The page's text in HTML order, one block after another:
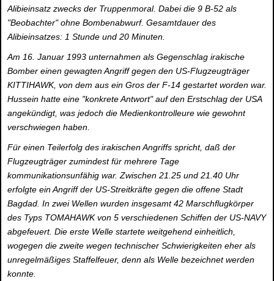
Alibieinsatz zwecks der Truppenmoral. Dabei die 9 B-52 als
"Beobachter" ohne Bombenabwurf. Gesamtdauer des
Alibieinsatzes: 1 Stunde und 20 Minuten.
Am 16. Januar 1993 unternahmen als Gegenschlag irakische
Bomber einen gewagten Angriff gegen den US-Flugzeugträger
KITTIHAWK, von dem aus ein Gros der F-14 gestartet worden war.
Hussein hatte eine "konkrete Antwort" auf den Erstschlag der USA
angekündigt, was jedoch die Medienkontrolleure wie gewohnt
verschwiegen haben.
Für einen Teilerfolg des irakischen Angriffs spricht, daß der
Flugzeugträger zumindest für mehrere Tage
kommunikationsunfähig war. Zwischen 21.25 und 21.40 Uhr
erfolgte ein Angriff der US-Streitkräfte gegen die offene Stadt
Bagdad. In zwei Wellen wurden insgesamt 42 Marschflugkörper
des Typs TOMAHAWK von 5 verschiedenen Schiffen der US-NAVY
abgefeuert. Die erste Welle startete weitgehend einheitlich,
wogegen die zweite wegen technischer Schwierigkeiten eher als
unregelmäßiges Staffelfeuer, denn als Welle bezeichnet werden
konnte.